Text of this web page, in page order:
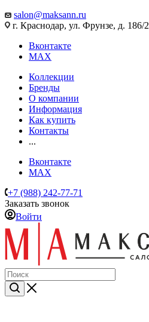
salon@maksann.ru
г. Краснодар, ул. Фрунзе, д. 186/2
Вконтакте
MAX
Коллекции
Бренды
О компании
Информация
Как купить
Контакты
...
Вконтакте
MAX
+7 (988) 242-77-71
Заказать звонок
Войти